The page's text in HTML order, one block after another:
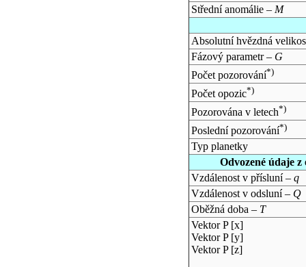
Střední anomálie – M
Absolutní hvězdná
Fázový parametr – G
Počet pozorování*)
Počet opozic*)
Pozorována v letech*)
Poslední pozorování*)
Typ planetky
Odvozené údaje
Vzdálenost v přísluní – q
Vzdálenost v odsluní – Q
Oběžná doba – T
Vektor P [x]
Vektor P [y]
Vektor P [z]